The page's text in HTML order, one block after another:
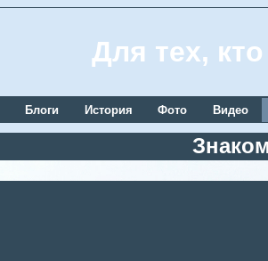
Для тех,
Блоги История Фото Видео